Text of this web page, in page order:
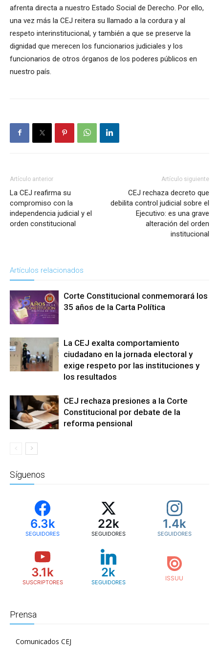
afrenta directa a nuestro Estado Social de Derecho. Por ello,
una vez más la CEJ reitera su llamado a la cordura y al
respeto interinstitucional, y también a que se preserve la
dignidad que merecen los funcionarios judiciales y los
funcionarios de otros órganos de los poderes públicos en
nuestro país.
Artículo anterior
La CEJ reafirma su
compromiso con la
independencia judicial y el
orden constitucional
Artículo siguiente
CEJ rechaza decreto que
debilita control judicial sobre el
Ejecutivo: es una grave
alteración del orden
institucional
Artículos relacionados
Corte Constitucional conmemorará los
35 años de la Carta Política
La CEJ exalta comportamiento
ciudadano en la jornada electoral y
exige respeto por las instituciones y
los resultados
CEJ rechaza presiones a la Corte
Constitucional por debate de la
reforma pensional
Síguenos
6.3k
SEGUIDORES
22k
SEGUIDORES
1.4k
SEGUIDORES
3.1k
SUSCRIPTORES
2k
SEGUIDORES
Prensa
Comunicados CEJ